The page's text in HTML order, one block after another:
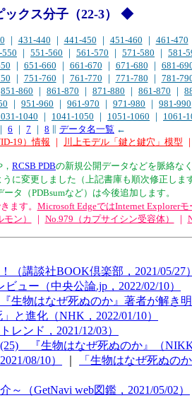
ックス分子（22-3） ◆
｜ 431-440 ｜ 441-450 ｜ 451-460 ｜ 461-470
550 ｜ 551-560 ｜ 561-570 ｜ 571-580 ｜ 581-
｜ 651-660 ｜ 661-670 ｜ 671-680 ｜ 681-
｜ 751-760 ｜ 761-770 ｜ 771-780 ｜ 781-
851-860 ｜ 861-870 ｜ 871-880 ｜ 861-870 ｜
｜ 951-960 ｜ 961-970 ｜ 971-980 ｜ 981-990
1040 ｜ 1041-1050 ｜ 1051-1060 ｜ 1061-
｜ 6 ｜ 7 ｜ 8 データ名一覧 ←
19）情報 ｜ 川上モデル「鍵と鍵穴」模型 ｜
RCSB PDBの新規公開データなどを脈絡な
に変更しました（上記書庫も順次修正しま
タ（PDBsumなど）は今後追加します。
ます。 Microsoft EdgeではInternet Explorerモ
ン） ｜ No.979（カプサイシン受容体） ｜
講談社BOOK倶楽部，2021/05/27）
ュー（中央公論.jp，2022/02/10）
物はなぜ死ぬのか』著者が解き明
と進化（NHK，2022/01/10）
ンド，2021/12/03）
『生物はなぜ死ぬのか』（
08/10）
「生物はなぜ死ぬの
（GetNavi web図鑑，2021/05/02）